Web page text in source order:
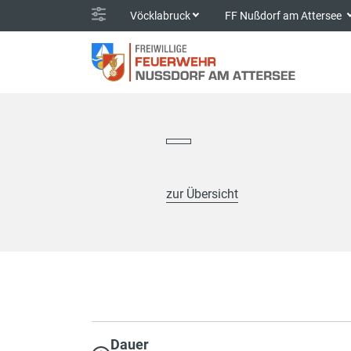
Vöcklabruck FF Nußdorf am Attersee
zur Übersicht
Dauer